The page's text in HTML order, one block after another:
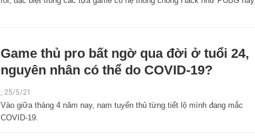
Game thủ pro bất ngờ qua đời ở tuổi 24,
nguyên nhân có thể do COVID-19?
, 25/5/21
Vào giữa tháng 4 năm nay, nam tuyển thủ từng tiết lộ mình đang mắc
COVID-19.